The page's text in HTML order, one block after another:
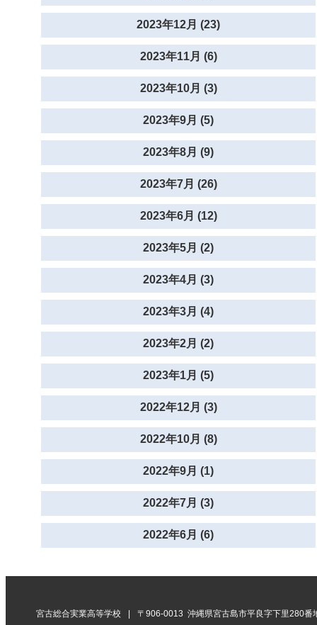
2023年12月 (23)
2023年11月 (6)
2023年10月 (3)
2023年9月 (5)
2023年8月 (9)
2023年7月 (26)
2023年6月 (12)
2023年5月 (2)
2023年4月 (3)
2023年3月 (4)
2023年2月 (2)
2023年1月 (5)
2022年12月 (3)
2022年10月 (8)
2022年9月 (1)
2022年7月 (3)
2022年6月 (6)
宮古総合実業高等学校 〒906-0013 沖縄県宮古島市平良字下里280番